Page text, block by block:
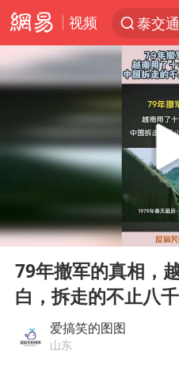
视频
夜幕
Meta
中国
21楼
Play
00:00
79年撤军的真相，
白，拆走的不止八
爱搞笑的图图
山东